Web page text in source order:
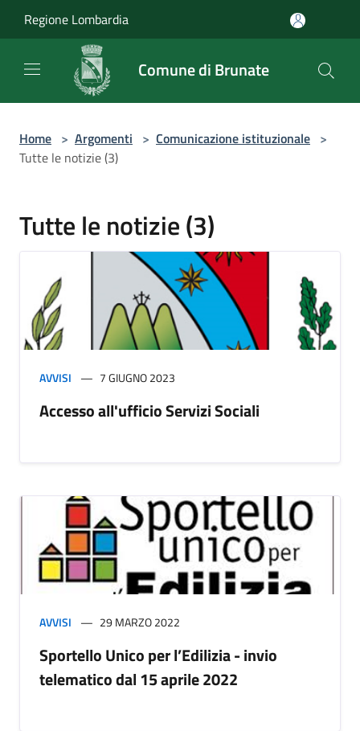
Regione Lombardia
Comune di Brunate
Home > Argomenti > Comunicazione istituzionale >
Tutte le notizie (3)
Tutte le notizie (3)
AVVISI 7 GIUGNO 2023
Accesso all'ufficio Servizi Sociali
AVVISI 29 MARZO 2022
Sportello Unico per l’Edilizia - invio
telematico dal 15 aprile 2022